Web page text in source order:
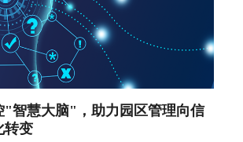
"智慧大脑"，助力园区管理向信
转变